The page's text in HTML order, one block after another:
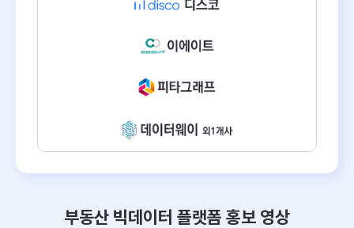
부동산 빅데이터 플랫폼 홍보 영상